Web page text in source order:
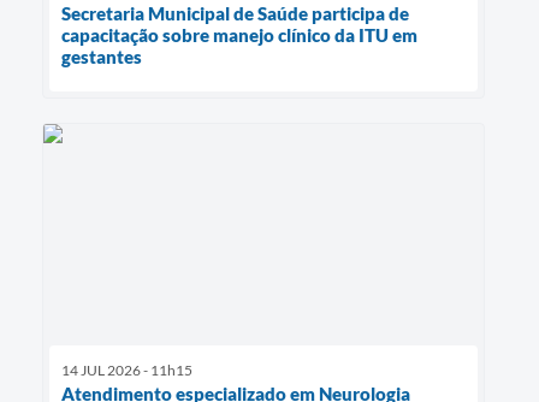
Secretaria Municipal de Saúde participa de
capacitação sobre manejo clínico da ITU em
gestantes
14 JUL 2026 - 11h15
Atendimento especializado em Neurologia